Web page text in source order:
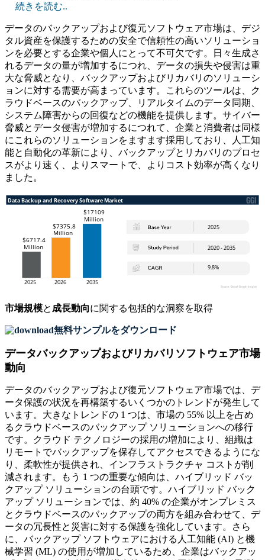
続きを読む..
データのバックアップおよび復元ソフトウェア市場は、デジ
タル資産を保護するための安全で信頼性の高いソリューショ
ンを必要とする企業や個人にとって不可欠です。日々生成さ
れるデータの量が増加するにつれ、データの損失や侵害は重
大な脅威となり、バックアップおよびリカバリのソリューシ
ョンに対する需要が高まっています。これらのツールは、ク
ラウドベースのバックアップ、リアルタイムのデータ同期、
システム障害からの回復などの機能を提供します。サイバー
脅威とデータ侵害が増加するにつれて、企業と消費者は同様
にこれらのソリューションをますます採用しており、人工知
能と自動化の革新により、バックアップとリカバリのプロセ
スがより速く、よりスマートで、よりコスト効率が高くなり
ました。
市場規模と成長動向に関する包括的な洞察を取得
無料サンプルをダウンロード
データバックアップおよびリカバリソフトウェア市場
動向
データのバックアップおよび復元ソフトウェア市場では、デ
ータ保護の状況を再構築するいくつかのトレンドが発生して
います。大きなトレンドの 1 つは、市場の 55% 以上を占め
るクラウドベースのバックアップ ソリューションへの移行
です。クラウド テクノロジーの採用の増加により、組織は
リモートでバックアップを保存してアクセスできるようにな
り、柔軟性が提供され、インフラストラクチャ コストが削
減されます。もう 1 つの重要な傾向は、ハイブリッド バッ
クアップ ソリューションの台頭です。ハイブリッド バック
アップ ソリューションでは、約 40% の企業がオンプレミス
とクラウドベースのバックアップの両方を組み合わせて、デ
ータの冗長性と災害に対する保護を強化しています。さら
に、バックアップ ソフトウェアにおける人工知能 (AI) と機
械学習 (ML) の使用が増加しているため、企業はバックアッ